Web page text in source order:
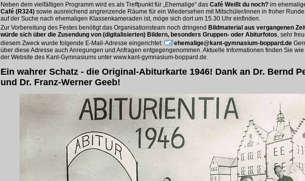
Neben dem vielfältigen Programm wird es als Treffpunkt für „Ehemalige“ das Café Weißt du noch? im
Café (R324) sowie ausreichend angrenzende Räume für ein Wiedersehen mit Mitschüler/innen in froher
auf der Suche nach ehemaligen Klassenkameraden ist, möge sich dort um 15.30 Uhr einfinden.
Zur Vorbereitung des Festes benötigt das Organisationsteam noch dringend Bildmaterial aus vergangenen
würde sich über die Zusendung von (digitalisierten) Bildern, besonders Gruppen- oder Abiturfotos, sehr
diesem Zweck wurde folgende E-Mail-Adresse eingerichtet:
ehemalige@kant-gymnasium-boppard.de
über diese Adresse auch Anregungen und Anfragen entgegengenommen. Aktuelle Informationen finden Sie
der Website des Kant-Gymnasiums unter www.kant-gymnasium-boppard.de.
Ein wahrer Schatz - die Original-Abiturkarte 1946! Dank an Dr. Bernd
und Dr. Franz-Werner Geeb!